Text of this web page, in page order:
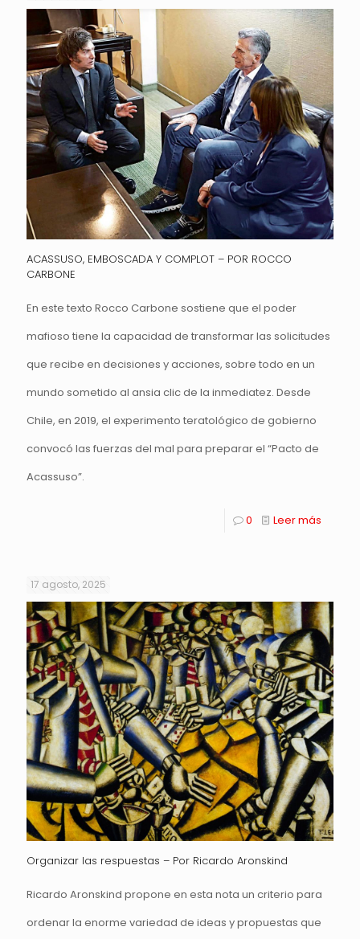
ACASSUSO, EMBOSCADA Y COMPLOT – POR ROCCO
CARBONE
En este texto Rocco Carbone sostiene que el poder
mafioso tiene la capacidad de transformar las solicitudes
que recibe en decisiones y acciones, sobre todo en un
mundo sometido al ansia clic de la inmediatez. Desde
Chile, en 2019, el experimento teratológico de gobierno
convocó las fuerzas del mal para preparar el “Pacto de
Acassuso”.
0 Leer más
17 agosto, 2025
Organizar las respuestas – Por Ricardo Aronskind
Ricardo Aronskind propone en esta nota un criterio para
ordenar la enorme variedad de ideas y propuestas que